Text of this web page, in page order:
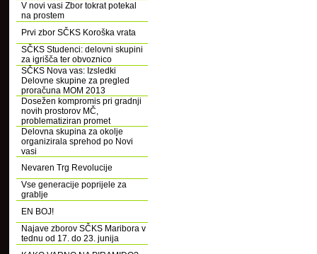
V novi vasi Zbor tokrat potekal
na prostem
Prvi zbor SČKS Koroška vrata
SČKS Studenci: delovni skupini
za igrišča ter obvoznico
SČKS Nova vas: Izsledki
Delovne skupine za pregled
proračuna MOM 2013
Dosežen kompromis pri gradnji
novih prostorov MČ,
problematiziran promet
Delovna skupina za okolje
organizirala sprehod po Novi
vasi
Nevaren Trg Revolucije
Vse generacije poprijele za
grablje
EN BOJ!
Najave zborov SČKS Maribora v
tednu od 17. do 23. junija